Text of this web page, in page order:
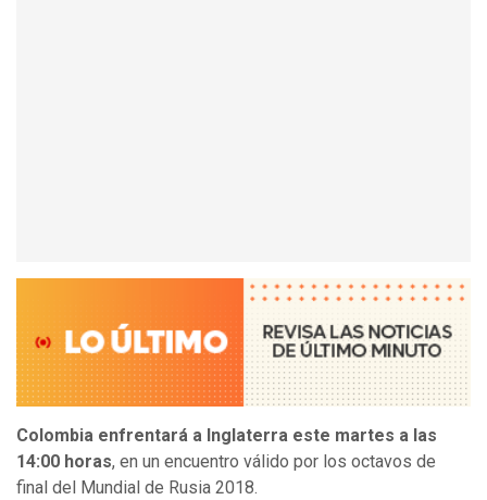
Colombia enfrentará a Inglaterra este martes a las
14:00 horas, en un encuentro válido por los octavos de
final del Mundial de Rusia 2018.